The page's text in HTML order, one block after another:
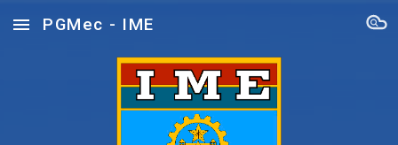
Skip to main content Skip to navigation
PGMec - IME